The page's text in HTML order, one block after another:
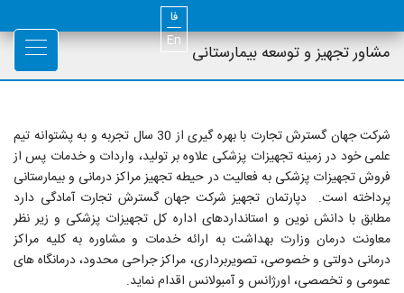
فا
En مشاور تجهیز و توسعه بیمارستانی
شرکت جهان گسترش تجارت با بهره گیری از 30 سال تجربه و به پشتوانه تیم
علمی خود در زمینه تجهیزات پزشکی علاوه بر تولید، واردات و خدمات پس از
فروش تجهیزات پزشکی به فعالیت در حیطه تجهیز مراکز درمانی و بیمارستانی
پرداخته است. دپارتمان تجهیز شرکت جهان گسترش تجارت آمادگی دارد
مطابق با دانش نوین و استانداردهای اداره کل تجهیزات پزشکی و زیر نظر
معاونت درمان وزارت بهداشت به ارائه خدمات و مشاوره به کلیه مراکز
درمانی دولتی و خصوصی، تصویربرداری، مراکز جراحی محدود، درمانگاه های
عمومی و تخصصی، اورژانس و آمبولانس اقدام نماید.